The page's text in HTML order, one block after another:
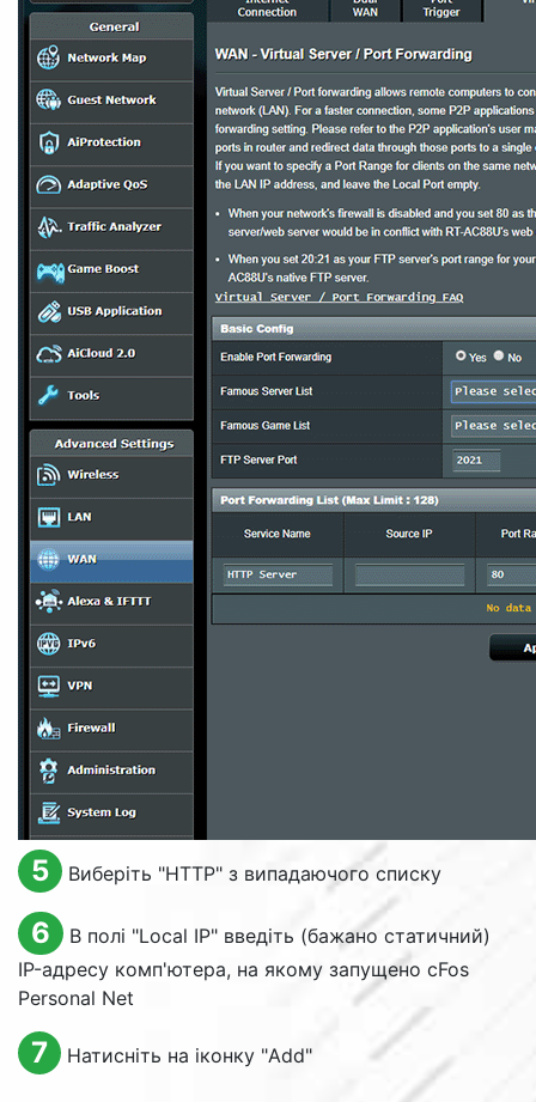
5 Виберіть "HTTP" з випадаючого списку
6 В полі "Local IP" введіть (бажано статичний)
IP-адресу комп'ютера, на якому запущено cFos
Personal Net
7 Натисніть на іконку "Add"